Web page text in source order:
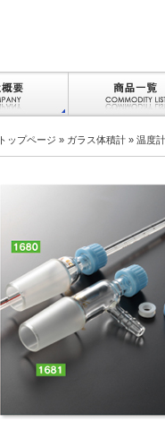
トップページ » ガラス体積計 » 温度計